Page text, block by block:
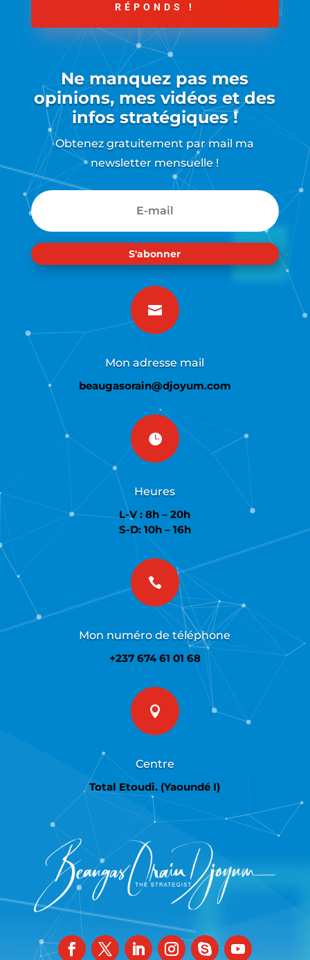
RÉPONDS !
Ne manquez pas mes
opinions, mes vidéos et des
infos stratégiques !
Obtenez gratuitement par mail ma
newsletter mensuelle !
S'abonner

Mon adresse mail
beaugasorain@djoyum.com

Heures
L-V : 8h – 20h
S-D: 10h – 16h

Mon numéro de téléphone
+237 674 61 01 68

Centre
Total Etoudi. (Yaoundé I)